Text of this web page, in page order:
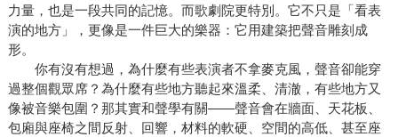
力量，也是一段共同的記憶。而歌劇院更特別。它不只是「看表
演的地方」，更像是一件巨大的樂器：它用建築把聲音雕刻成
形。
你有沒有想過，為什麼有些表演者不拿麥克風，聲音卻能穿
過整個觀眾席？為什麼有些地方聽起來溫柔、清澈，有些地方又
像被音樂包圍？那其實和聲學有關——聲音會在牆面、天花板、
包廂與座椅之間反射、回響，材料的軟硬、空間的高低、甚至座